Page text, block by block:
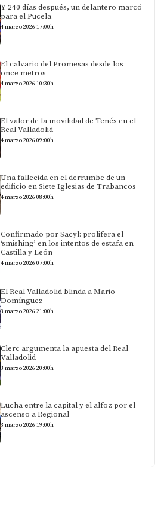
Y 240 días después, un delantero marcó
para el Pucela
4 marzo 2026 17:00h
El calvario del Promesas desde los
once metros
4 marzo 2026 10:30h
El valor de la movilidad de Tenés en el
Real Valladolid
4 marzo 2026 09:00h
Una fallecida en el derrumbe de un
edificio en Siete Iglesias de Trabancos
4 marzo 2026 08:00h
Confirmado por Sacyl: prolifera el
‘smishing’ en los intentos de estafa en
Castilla y León
4 marzo 2026 07:00h
El Real Valladolid blinda a Mario
Domínguez
3 marzo 2026 21:00h
Clerc argumenta la apuesta del Real
Valladolid
3 marzo 2026 20:00h
Lucha entre la capital y el alfoz por el
ascenso a Regional
3 marzo 2026 19:00h